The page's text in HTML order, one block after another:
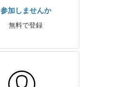
参加しませんか
無料で登録